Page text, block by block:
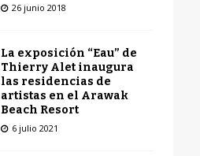
26 junio 2018
La exposición “Eau” de
Thierry Alet inaugura
las residencias de
artistas en el Arawak
Beach Resort
6 julio 2021